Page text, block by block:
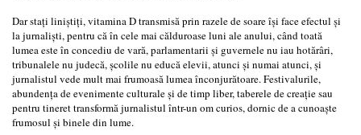
Dar staţi liniştiţi, vitamina D transmisă prin razele de soare îşi face efectul şi
la jurnalişti, pentru că în cele mai călduroase luni ale anului, când toată
lumea este în concediu de vară, parlamentarii şi guvernele nu iau hotărâri,
tribunalele nu judecă, şcolile nu educă elevii, atunci şi numai atunci, şi
jurnalistul vede mult mai frumoasă lumea înconjurătoare. Festivalurile,
abundenţa de evenimente culturale şi de timp liber, taberele de creaţie sau
pentru tineret transformă jurnalistul într-un om curios, dornic de a cunoaşte
frumosul şi binele din lume.